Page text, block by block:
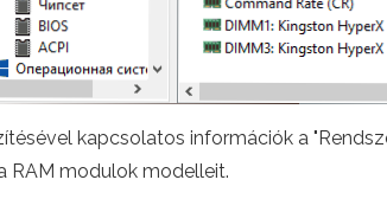
kapcsolatos információk a
RAM modulok modelleit.